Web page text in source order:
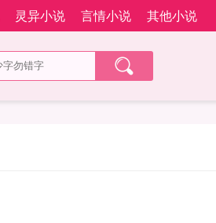
灵异小说 言情小说 其他小说